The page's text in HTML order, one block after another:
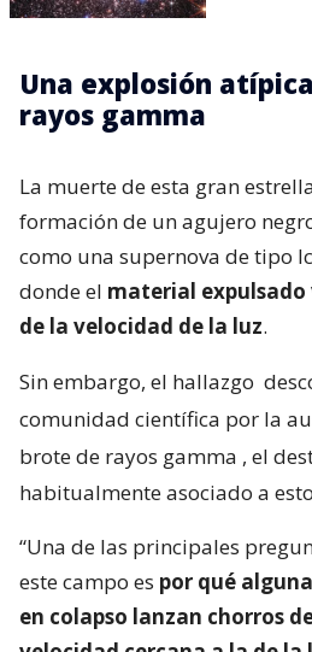
Una explosión
rayos gamma
La muerte de esta gran
formación de un agujero
como una supernova de tipo
donde el material expulsado
de la velocidad de la luz.
Sin embargo, el hallazgo
comunidad científica por la
brote de rayos gamma , el
habitualmente asociado a
“Una de las principales
este campo es por qué
en colapso lanzan chorros